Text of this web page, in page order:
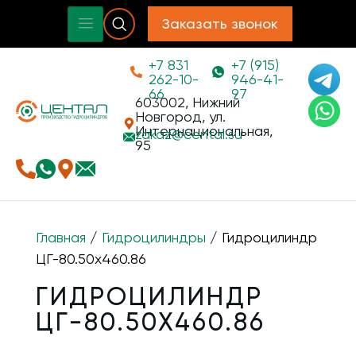
Заказать звонок
+7 831
262-10-
66
+7 (915)
946-41-
97
603002, Нижний
Новгород, ул.
Интернациональная,
95
zakaz@cental.su
Главная / Гидроцилиндры / Гидроцилиндр
ЦГ-80.50х460.86
ГИДРОЦИЛИНДР
ЦГ-80.50Х460.86